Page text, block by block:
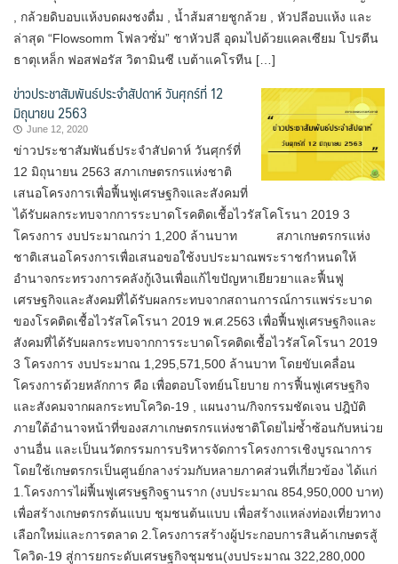
, กล้วยดิบอบแห้งบดผงชงดื่ม , น้ำส้มสายชูกล้วย , หัวปลีอบแห้ง และ
ล่าสุด “Flowsomm โฟลวซั่ม” ชาหัวปลี อุดมไปด้วยแคลเซียม โปรตีน
ธาตุเหล็ก ฟอสฟอรัส วิตามินซี เบต้าแคโรทีน […]
ข่าวประชาสัมพันธ์ประจำสัปดาห์ วันศุกร์ที่ 12
มิถุนายน 2563
June 12, 2020
ข่าวประชาสัมพันธ์ประจำสัปดาห์ วันศุกร์ที่
12 มิถุนายน 2563 สภาเกษตรกรแห่งชาติ
เสนอโครงการเพื่อฟื้นฟูเศรษฐกิจและสังคมที่
ได้รับผลกระทบจากการระบาดโรคติดเชื้อไวรัสโคโรนา 2019 3
โครงการ งบประมาณกว่า 1,200 ล้านบาท สภาเกษตรกรแห่ง
ชาติเสนอโครงการเพื่อเสนอขอใช้งบประมาณพระราชกำหนดให้
อำนาจกระทรวงการคลังกู้เงินเพื่อแก้ไขปัญหาเยียวยาและฟื้นฟู
เศรษฐกิจและสังคมที่ได้รับผลกระทบจากสถานการณ์การแพร่ระบาด
ของโรคติดเชื้อไวรัสโคโรนา 2019 พ.ศ.2563 เพื่อฟื้นฟูเศรษฐกิจและ
สังคมที่ได้รับผลกระทบจากการระบาดโรคติดเชื้อไวรัสโคโรนา 2019
3 โครงการ งบประมาณ 1,295,571,500 ล้านบาท โดยขับเคลื่อน
โครงการด้วยหลักการ คือ เพื่อตอบโจทย์นโยบาย การฟื้นฟูเศรษฐกิจ
และสังคมจากผลกระทบโควิด-19 , แผนงาน/กิจกรรมชัดเจน ปฎิบัติ
ภายใต้อำนาจหน้าที่ของสภาเกษตรกรแห่งชาติโดยไม่ซ้ำซ้อนกับหน่วย
งานอื่น และเป็นนวัตกรรมการบริหารจัดการโครงการเชิงบูรณาการ
โดยใช้เกษตรกรเป็นศูนย์กลางร่วมกับหลายภาคส่วนที่เกี่ยวข้อง ได้แก่
1.โครงการไผ่ฟื้นฟูเศรษฐกิจฐานราก (งบประมาณ 854,950,000 บาท)
เพื่อสร้างเกษตรกรต้นแบบ ชุมชนต้นแบบ เพื่อสร้างแหล่งท่องเที่ยวทาง
เลือกใหม่และการตลาด 2.โครงการสร้างผู้ประกอบการสินค้าเกษตรสู้
โควิด-19 สู่การยกระดับเศรษฐกิจชุมชน(งบประมาณ 322,280,000